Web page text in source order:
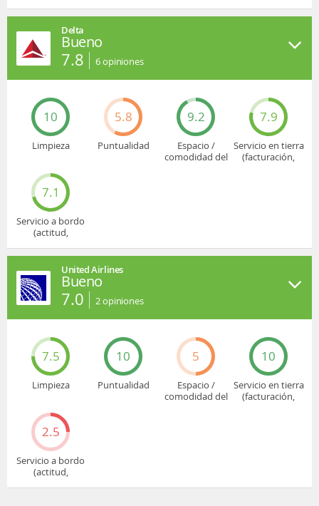
Delta
Bueno
7.8 6opiniones
10
Limpieza
5.8
Puntualidad
9.2
Espacio /
comodidad del
7.9
Servicio en tierra
(facturación,
7.1
Servicio a bordo
(actitud,
United Airlines
Bueno
7.0 2opiniones
7.5
Limpieza
10
Puntualidad
5
Espacio /
comodidad del
10
Servicio en tierra
(facturación,
2.5
Servicio a bordo
(actitud,